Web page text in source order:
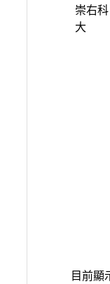
崇右科
大
目前顯